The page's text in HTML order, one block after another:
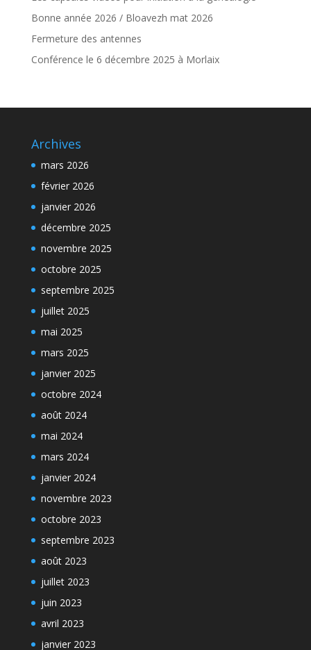
Bonne année 2026 / Bloavezh mat 2026
Fermeture des antennes
Conférence le 6 décembre 2025 à Morlaix
Archives
mars 2026
février 2026
janvier 2026
décembre 2025
novembre 2025
octobre 2025
septembre 2025
juillet 2025
mai 2025
mars 2025
janvier 2025
octobre 2024
août 2024
mai 2024
mars 2024
janvier 2024
novembre 2023
octobre 2023
septembre 2023
août 2023
juillet 2023
juin 2023
avril 2023
janvier 2023